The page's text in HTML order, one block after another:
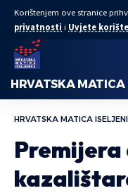
Korištenjem ove stranice
privatnosti i Uvjete
HRVATSKA MATICA
HRVATSKA MATICA
Premijera